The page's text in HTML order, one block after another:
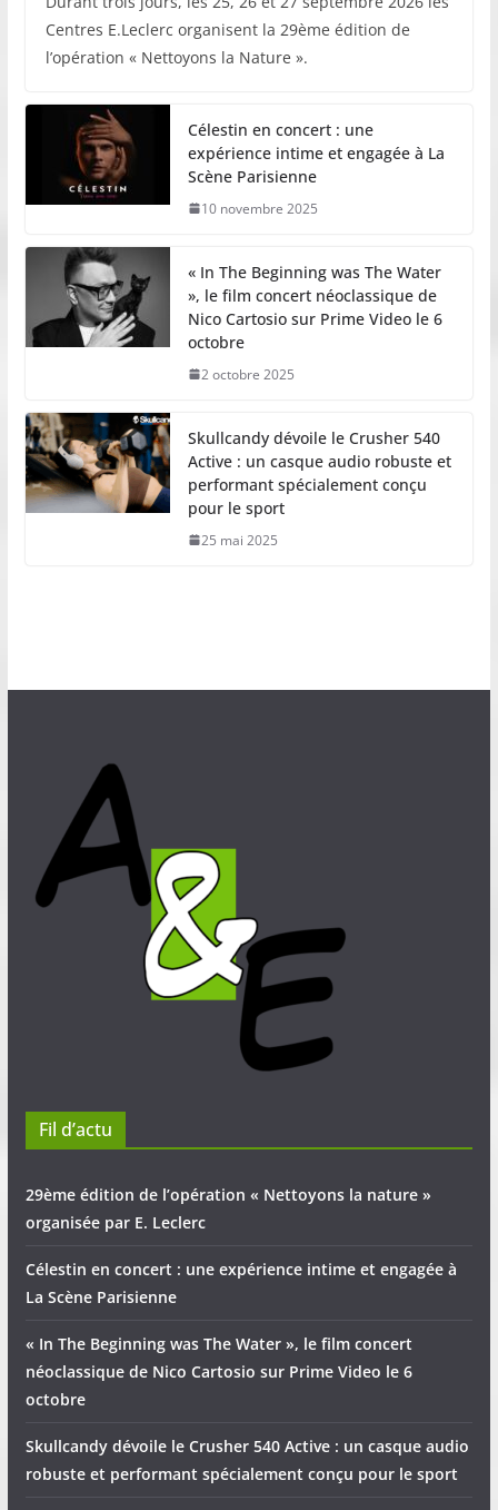
Centres E.Leclerc organisent la 29ème édition de
l’opération « Nettoyons la Nature ».
Célestin en concert : une
expérience intime et engagée à La
Scène Parisienne
10 novembre 2025
« In The Beginning was The Water
», le film concert néoclassique de
Nico Cartosio sur Prime Video le 6
octobre
2 octobre 2025
Skullcandy dévoile le Crusher 540
Active : un casque audio robuste et
performant spécialement conçu
pour le sport
25 mai 2025
Fil d’actu
29ème édition de l’opération « Nettoyons la nature »
organisée par E. Leclerc
Célestin en concert : une expérience intime et engagée à
La Scène Parisienne
« In The Beginning was The Water », le film concert
néoclassique de Nico Cartosio sur Prime Video le 6
octobre
Skullcandy dévoile le Crusher 540 Active : un casque audio
robuste et performant spécialement conçu pour le sport